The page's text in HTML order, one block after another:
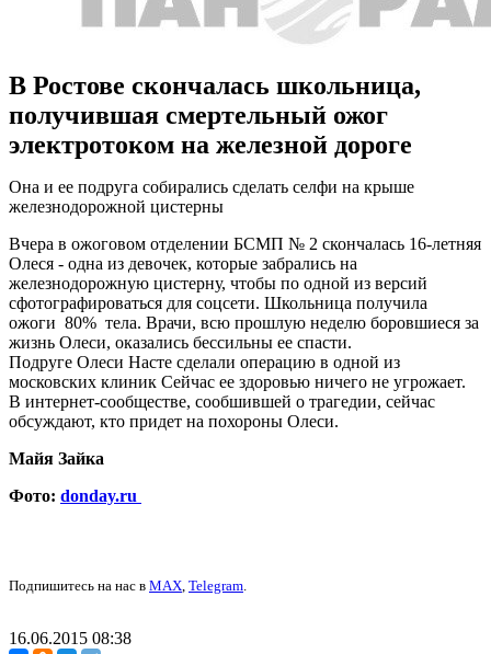
В Ростове скончалась школьница,
получившая смертельный ожог
электротоком на железной дороге
Она и ее подруга собирались сделать селфи на крыше
железнодорожной цистерны
Вчера в ожоговом отделении БСМП № 2 скончалась 16-летняя
Олеся - одна из девочек, которые забрались на
железнодорожную цистерну, чтобы по одной из версий
сфотографироваться для соцсети. Школьница получила
ожоги 80% тела. Врачи, всю прошлую неделю боровшиеся за
жизнь Олеси, оказались бессильны ее спасти.
Подруге Олеси Насте сделали операцию в одной из
московских клиник Сейчас ее здоровью ничего не угрожает.
В интернет-сообществе, сообшившей о трагедии, сейчас
обсуждают, кто придет на похороны Олеси.
Майя Зайка
Фото: donday.ru
Подпишитесь на нас в MAX, Telegram.
16.06.2015 08:38